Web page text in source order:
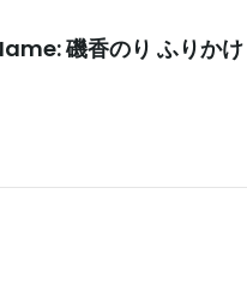
磯香のり ふりかけ